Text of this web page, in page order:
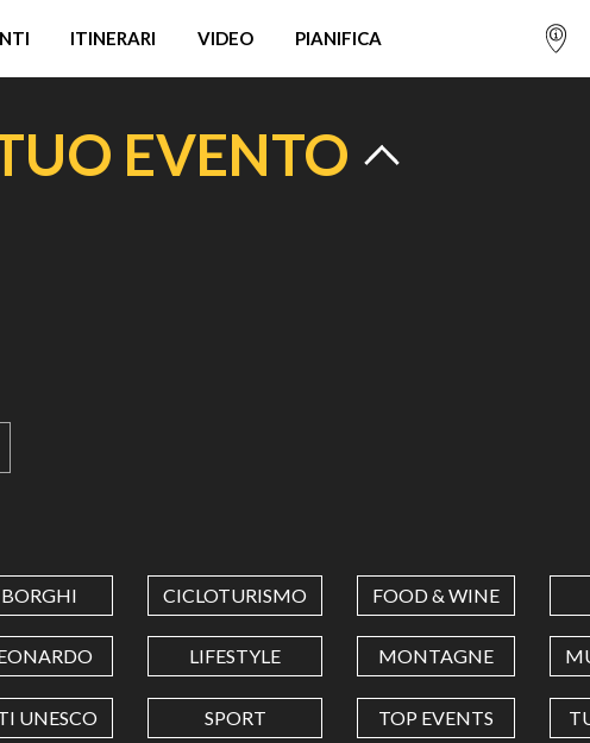
ITINERARI VIDEO PIANIFICA
EVENTO
BORGHI CICLOTURISMO FOOD & WINE
LIFESTYLE MONTAGNE
UNESCO SPORT TOP EVENTS